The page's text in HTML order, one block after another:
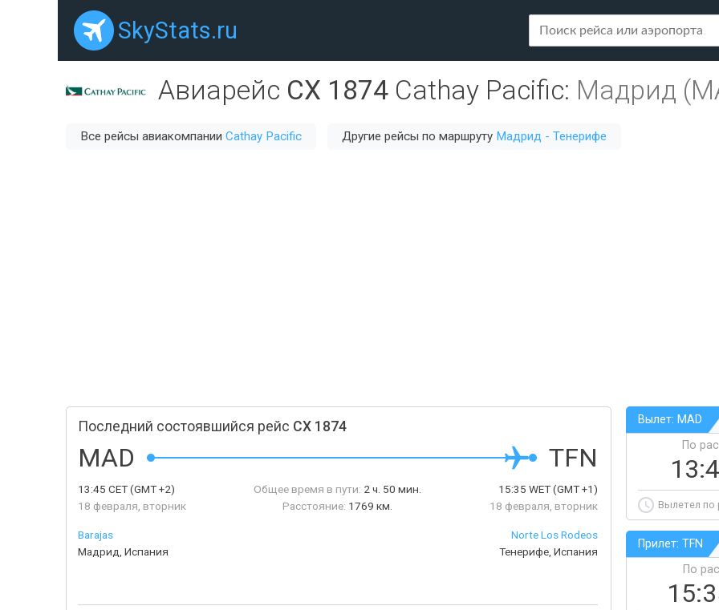
SkyStats.ru
Авиарейс CX 1874 Cathay Pacific: Мадрид
Все рейсы авиакомпании Cathay Pacific Другие рейсы по маршруту Мадрид - Тенерифе
Последний состоявшийся рейс CX 1874
MAD TFN
13:45 CET(GMT +2)
18 февраля, вторник
Общее время в пути: 2 ч. 50 мин.
Расстояние: 1769 км.
15:35 WET(GMT +1)
18 февраля, вторник
Barajas
Мадрид, Испания
Norte Los Rodeos
Тенерифе, Испания
Вылет: MAD
По
Вылетел по
Прилет: TFN
По